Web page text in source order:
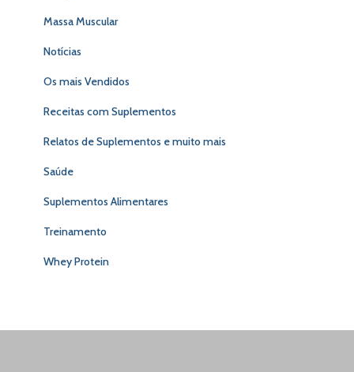
Massa Muscular
Notícias
Os mais Vendidos
Receitas com Suplementos
Relatos de Suplementos e muito mais
Saúde
Suplementos Alimentares
Treinamento
Whey Protein